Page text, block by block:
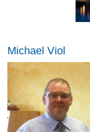
Michael Viol